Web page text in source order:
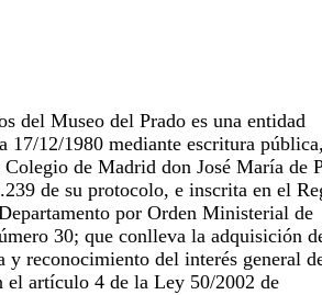
del Museo del Prado es una entidad
17/12/1980 mediante escritura
de Madrid don José María de
de su protocolo, e inscrita en el
por Orden Ministerial de
30; que conlleva la adquisición
y reconocimiento del interés general
el artículo 4 de la Ley 50/2002 de